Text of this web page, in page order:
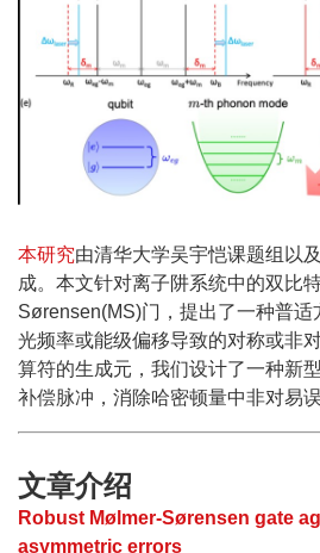
本研究由清华大学吴宇恺课题组以
成。本文针对离子阱系统中的双比
Sørensen(MS)门，提出了一种普适
光频率或能级偏移导致的对称或非
算符的生成元，我们设计了一种新
补偿脉冲，消除哈密顿量中非对易
文章介绍
Robust Mølmer-Sørensen gate
asymmetric errors